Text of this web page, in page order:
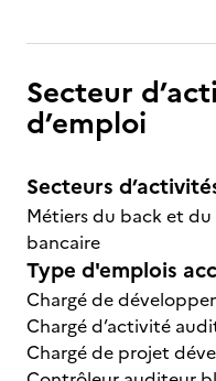
Secteur
d’emploi
Secteurs
Métiers du back et
bancaire
Type d'emplois
Chargé de
Chargé d’activité
Chargé de projet